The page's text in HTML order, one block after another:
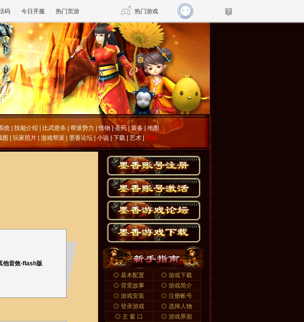
码 今日开服 热门页游 热门游戏
魔兽 DNF 传奇4
天堂 剑网3旗舰版 新天龙八部
王权与自由 诛仙世界
仙剑世界
统| 技能介绍 比武密杀| 帮派势力 |怪物 |圣药|装备|地图
图 玩家照片 游戏帮派 墨香论坛 小说 |下载 艺术 | 投稿
他音效-flash版
◎ 基本配置 ◎ 游戏下载
◎ 背景故事 ◎ 游戏简介
◎ 游戏安装 ◎ 注册帐号
◎ 登录游戏 ◎ 选择人物
◎ 主 窗 口 ◎ 游戏界面